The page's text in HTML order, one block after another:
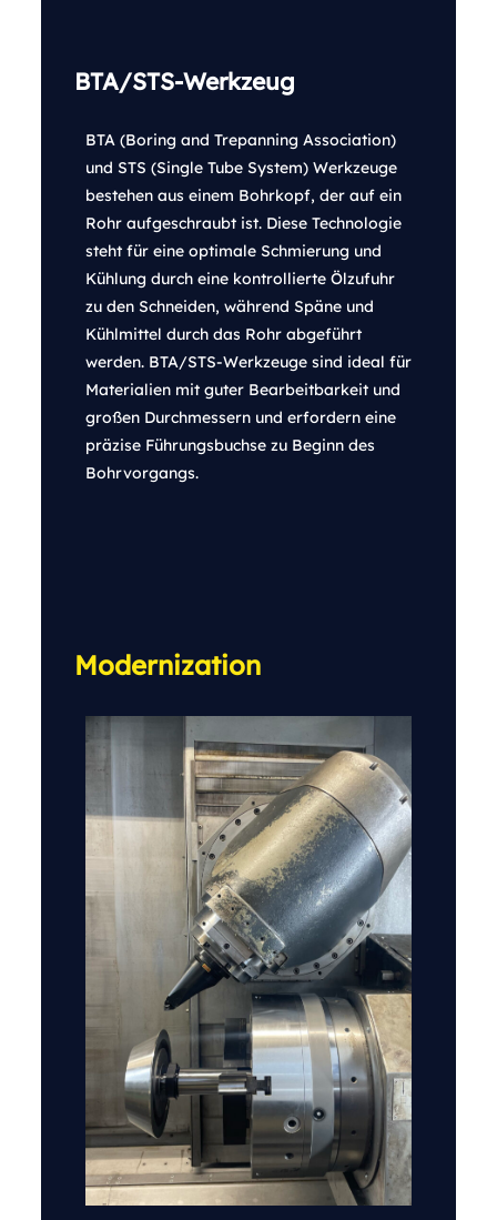
BTA/STS-Werkzeug
BTA (Boring and Trepanning Association)
und STS (Single Tube System) Werkzeuge
bestehen aus einem Bohrkopf, der auf ein
Rohr aufgeschraubt ist. Diese Technologie
steht für eine optimale Schmierung und
Kühlung durch eine kontrollierte Ölzufuhr
zu den Schneiden, während Späne und
Kühlmittel durch das Rohr abgeführt
werden. BTA/STS-Werkzeuge sind ideal für
Materialien mit guter Bearbeitbarkeit und
großen Durchmessern und erfordern eine
präzise Führungsbuchse zu Beginn des
Bohrvorgangs.
Modernization